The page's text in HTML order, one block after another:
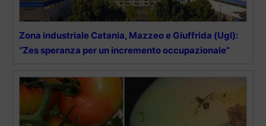
Zona industriale Catania, Mazzeo e Giuffrida (Ugl):
“Zes speranza per un incremento occupazionale”